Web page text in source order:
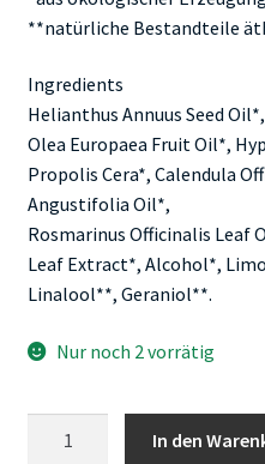
**natürliche Bestandteile
Ingredients
Helianthus Annuus Seed
Olea Europaea Fruit Oil*,
Propolis Cera*, Calendula
Angustifolia Oil*,
Rosmarinus Officinalis Leaf
Leaf Extract*, Alcohol*,
Linalool**, Geraniol**.
Nur noch 2 vorrätig
In den